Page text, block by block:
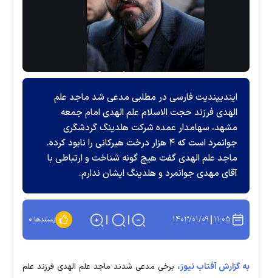
ایندیپندیت فارسی در مطلبی مدعی شد ماجد علم
الهدی فرزند حجت الاسلام علم الهدی امام جمعه
مشهد، سهامدار عمده شرکت هلدینگ گردشگری
جوانمرد است که ۴ هزار درخت هیرکانی را نابود کرده.
ماجد علم الهدی گفت هیچ گونه شناخت و ارتباطی با
آقای مهدی جوانمرد و هلدینگ ایشان ندارم.
۱۱:۰۵ ۱۴۰۳/۰۱/۰۹ پسندها:۰
به گزارش آفتاب نیوز، برخی مدعی شدند ماجد علم الهدی فرزند علم